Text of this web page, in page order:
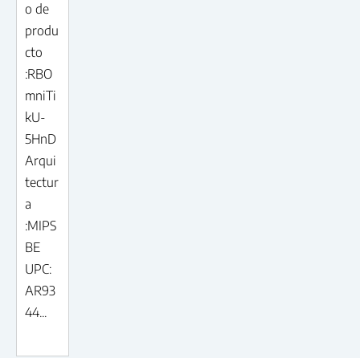
o de
produ
cto
:RBO
mniTi
kU-
5HnD
Arqui
tectur
a
:MIPS
BE
UPC:
AR93
44...